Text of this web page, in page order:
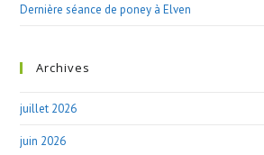
Dernière séance de poney à Elven
Archives
juillet 2026
juin 2026